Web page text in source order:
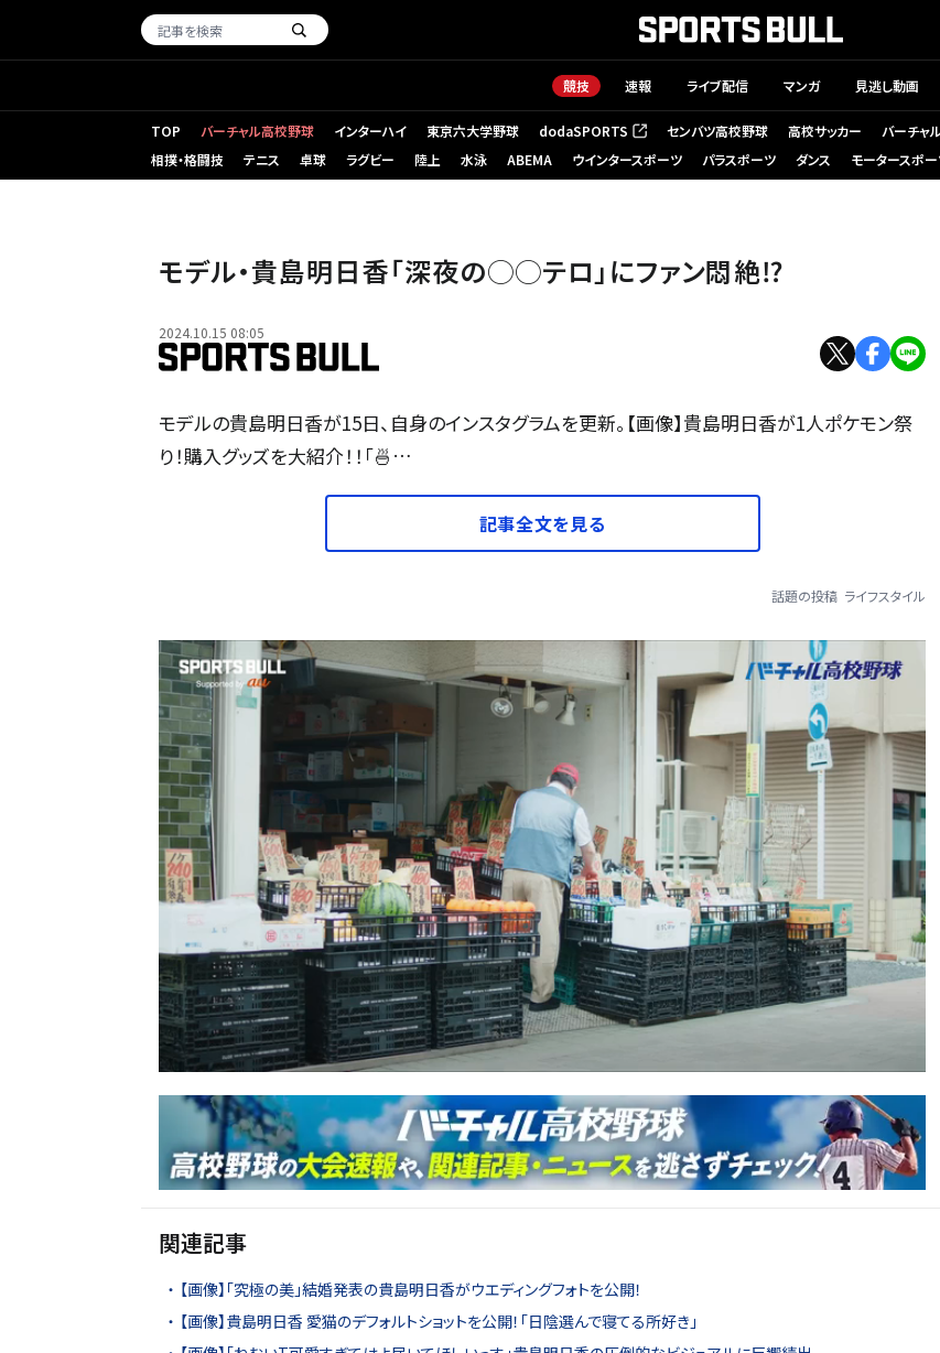
競技 速報 ライブ配信 マンガ 見逃し動画
TOP バーチャル高校野球 インターハイ 東京六大学野球 dodaSPORTS
（新しいタブで開く） センバツ高校野球 高校サッカー バーチャ
相撲・格闘技
テニス 卓球 ラグビー 陸上 水泳 ABEMA ウインタースポーツ パラスポーツ ダンス モータースポ
モデル・貴島明日香「深夜の◯◯テロ」にファン悶絶⁉︎
2024.10.15 08:05
モデルの貴島明日香が15日、自身のインスタグラムを更新。【画像】貴島明日香が1人ポケモン祭
り！購入グッズを大紹介！！「🍜…
記事全文を見る
話題の投稿 ライフスタイル
関連記事
【画像】「究極の美」結婚発表の貴島明日香がウエディングフォトを公開！
【画像】貴島明日香 愛猫のデフォルトショットを公開！「日陰選んで寝てる所好き」